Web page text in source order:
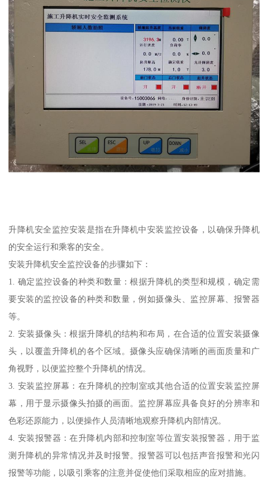
升降机安全监控安装是指在升降机中安装监控设备，以确保升降机
的安全运行和乘客的安全。
安装升降机安全监控设备的步骤如下：
1. 确定监控设备的种类和数量：根据升降机的类型和规模，确定需
要安装的监控设备的种类和数量，例如摄像头、监控屏幕、报警器
等。
2. 安装摄像头：根据升降机的结构和布局，在合适的位置安装摄像
头，以覆盖升降机的各个区域。摄像头应确保清晰的画面质量和广
角视野，以便监控整个升降机的情况。
3. 安装监控屏幕：在升降机的控制室或其他合适的位置安装监控屏
幕，用于显示摄像头拍摄的画面。监控屏幕应具备良好的分辨率和
色彩还原能力，以便操作人员清晰地观察升降机内部情况。
4. 安装报警器：在升降机内部和控制室等位置安装报警器，用于监
测升降机的异常情况并及时报警。报警器可以包括声音报警和光闪
报警等功能，以吸引乘客的注意并促使他们采取相应的应对措施。